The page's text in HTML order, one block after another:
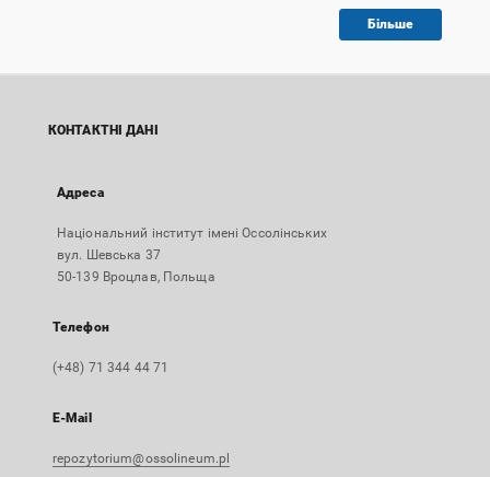
Більше
КОНТАКТНІ ДАНІ
Адреса
Національний інститут імені Оссолінських
вул. Шевська 37
50-139 Вроцлав, Польща
Телефон
(+48) 71 344 44 71
E-Mail
repozytorium@ossolineum.pl